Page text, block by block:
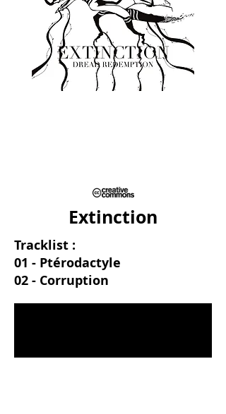
Extinction
Tracklist :
01 - Ptérodactyle
02 - Corruption